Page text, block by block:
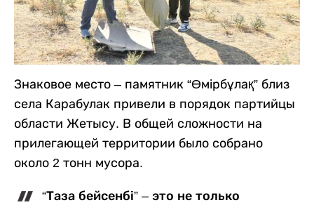
Знаковое место – памятник “Өмірбұлақ” близ
села Карабулак привели в порядок партийцы
области Жетысу. В общей сложности на
прилегающей территории было собрано
около 2 тонн мусора.
“Таза бейсенбі” – это не только